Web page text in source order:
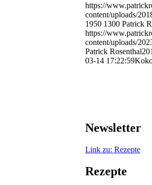
https://
content/uploads/
1950 1300 Patrick
https://
content/uploads/
Patrick Rosenthal
03-14 17:22:59
Newsletter
Link zu: Rezepte
Rezepte